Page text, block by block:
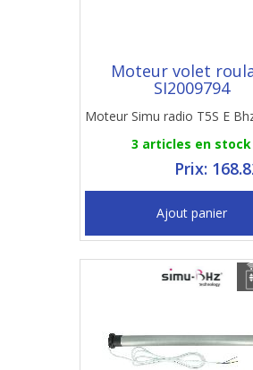
Moteur volet
SI2009794
Moteur Simu radio T5S E
3 articles en stock
Prix:
Ajout panier